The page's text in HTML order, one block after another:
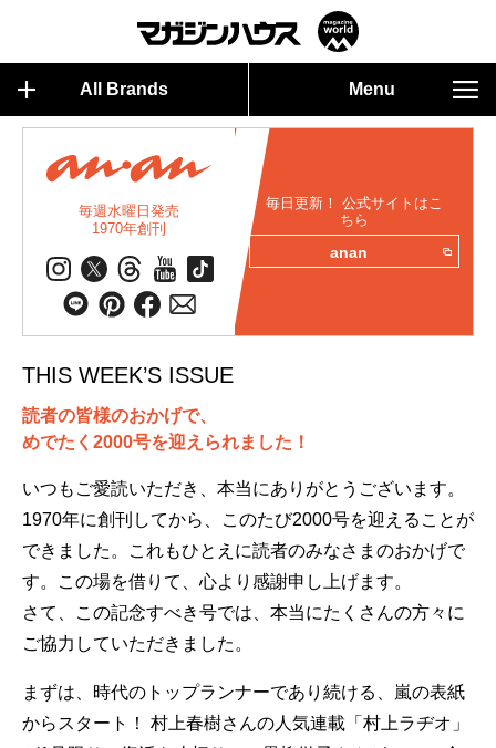
All Brands Menu
毎週水曜日発売
1970年創刊
毎日更新！ 公式サイトはこ
ちら
anan
THIS WEEK’S ISSUE
読者の皆様のおかげで、
めでたく2000号を迎えられました！
いつもご愛読いただき、本当にありがとうございます。
1970年に創刊してから、このたび2000号を迎えることが
できました。これもひとえに読者のみなさまのおかげで
す。この場を借りて、心より感謝申し上げます。
さて、この記念すべき号では、本当にたくさんの方々に
ご協力していただきました。
まずは、時代のトップランナーであり続ける、嵐の表紙
からスタート！ 村上春樹さんの人気連載「村上ラヂオ」